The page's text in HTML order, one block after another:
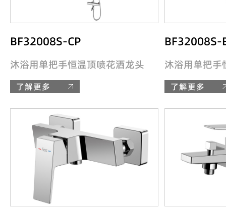
BF32008S-CP
沐浴用单把手恒温顶喷花洒龙头
了解更多
BF32008S-
沐浴用单把手
了解更多